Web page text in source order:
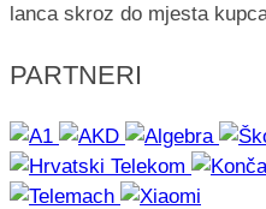
lanca skroz do mjesta
PARTNERI